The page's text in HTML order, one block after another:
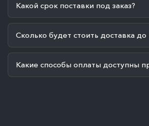
Какой срок поставки под заказ?
Сколько будет стоить доставка
Какие способы оплаты доступны